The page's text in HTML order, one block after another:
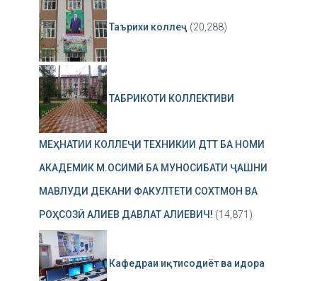
Таърихи коллеҷ (20,288)
ТАБРИКОТИ КОЛЛЕКТИВИ
МЕҲНАТИИ КОЛЛЕҶИ ТЕХНИКИИ ДТТ БА НОМИ
АКАДЕМИК М.ОСИМӢ БА МУНОСИБАТИ ҶАШНИ
МАВЛУДИ ДЕКАНИ ФАКУЛТЕТИ СОХТМОН ВА
РОҲСОЗӢ АЛИЕВ ДАВЛАТ АЛИЕВИЧ! (14,871)
Кафедраи иқтисодиёт ва идора